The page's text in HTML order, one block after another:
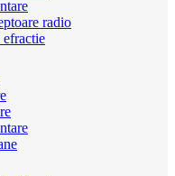
radio
efractie